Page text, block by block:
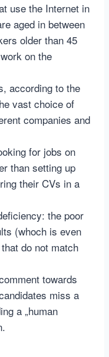
use the Internet in
aged in between
older than 45
on the
according to the
vast choice of
companies and
for jobs on
than setting up
their CVs in a
the poor
(whoch is even
do not match
towards
miss a
a „human